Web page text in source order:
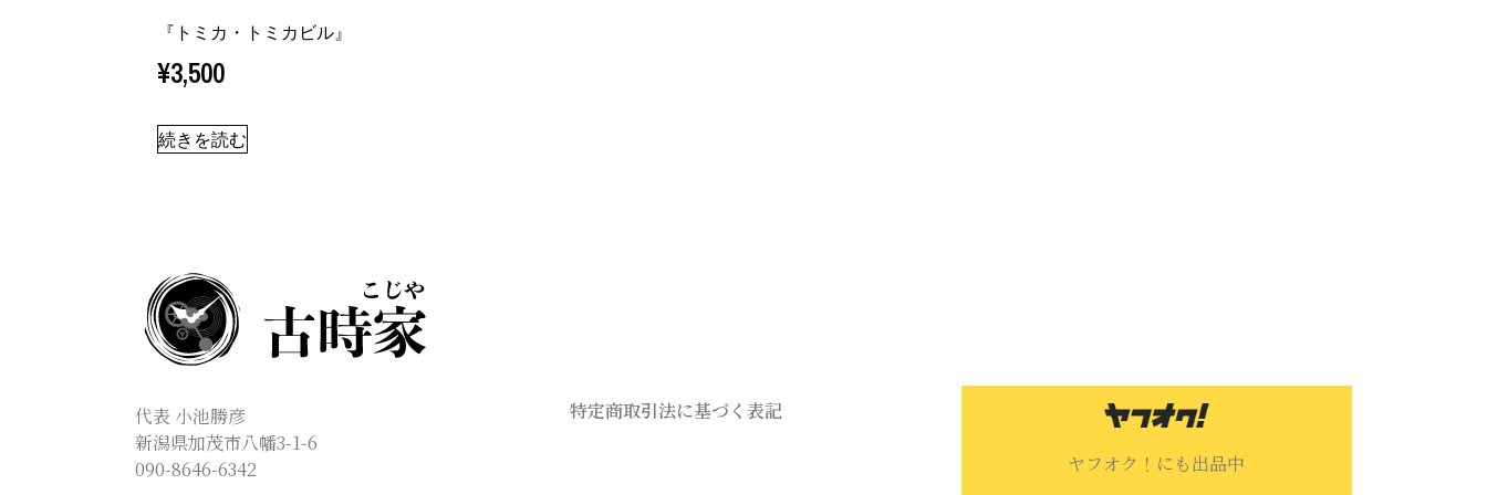
『トミカ・トミカビル』
¥3,500
続きを読む
代表 小池勝彦
新潟県加茂市八幡3-1-6
090-8646-6342
特定商取引法に基づく表記
ヤフオク！にも出品中